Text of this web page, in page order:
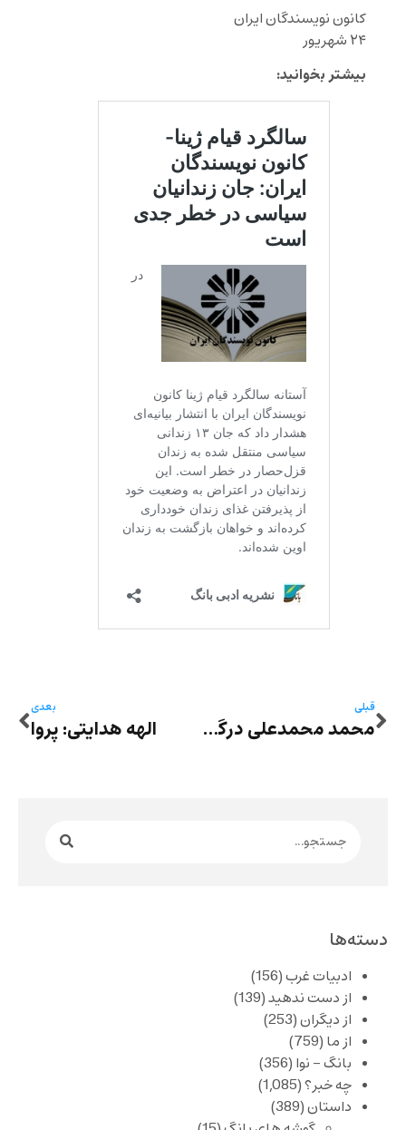
کانون نویسندگان ایران
۲۴ شهریور
بیشتر بخوانید:
قبلی
محمد محمدعلی درگذشت
بعدی
الهه هدایتی: پروا
دسته‌ها
ادبیات غرب(156)
از دست ندهید(139)
از دیگران(253)
از ما (759)
بانگ – نوا (356)
چه خبر؟(1,085)
داستان(389)